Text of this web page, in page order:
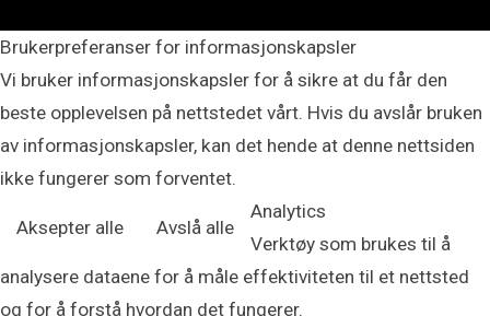
Brukerpreferanser for informasjonskapsler
Vi bruker informasjonskapsler for å sikre at du får den
beste opplevelsen på nettstedet vårt. Hvis du avslår bruken
av informasjonskapsler, kan det hende at denne nettsiden
ikke fungerer som forventet.
Aksepter alle Avslå alle
Analytics
Verktøy som brukes til å
analysere dataene for å måle effektiviteten til et nettsted
og for å forstå hvordan det fungerer.